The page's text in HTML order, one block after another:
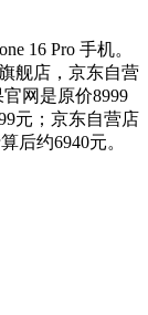
16 Pro 手机。
舰店，京东自营
官网是原价8999
元；京东自营店
后约6940元。